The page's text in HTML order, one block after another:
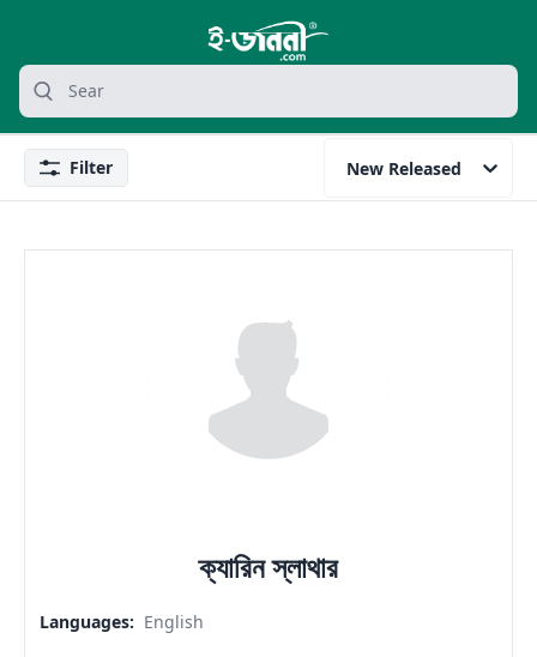
grocery search at header
Search
FilterFilter New Released
ক্যারিন স্লাথার
Languages: English